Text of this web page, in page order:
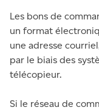
Les bons de
un format
une adresse
par le biais des
télécopieur.
Si le réseau de